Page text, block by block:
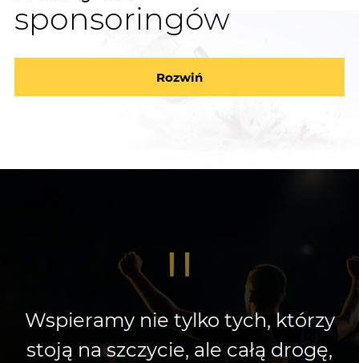
sponsoringów
Rozwiń
"
Wspieramy nie tylko tych, którzy
stoją na szczycie, ale całą drogę,